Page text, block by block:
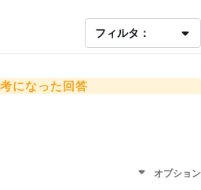
フィルタ：
になった回答
オプション